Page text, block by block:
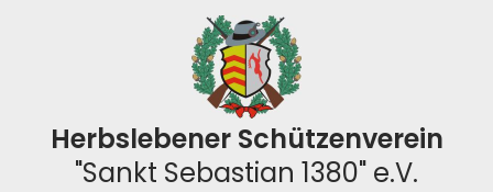
Herbslebener Schützenverein
"Sankt Sebastian 1380" e.V.